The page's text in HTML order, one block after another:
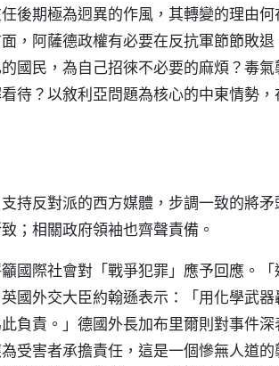
後期極為迥異的作風，其轉變的理由
，阿薩德政權有必要在反抗軍節節敗
國民，為自己招徠不必要的麻煩？毒
待？以敘利亞問題為核心的中東情勢
持反對派的西方媒體，步調一致的將
；相關政府領袖也齊聲責備。
國際社會對「戰爭犯罪」應予回應。
國外交大臣約翰遜表示：「用化學武
負責。」德國外長加布里爾則對事件
受害者承擔責任，這是一個慘無人道